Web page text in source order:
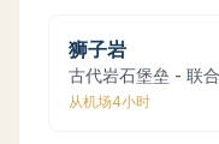
狮子岩
古代岩石堡垒 - 联
从机场4小时